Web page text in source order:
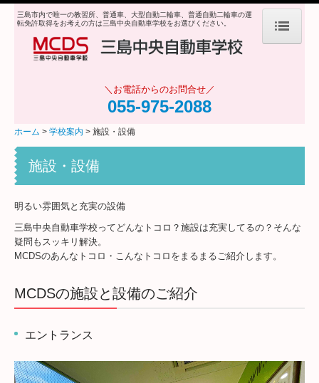
ホーム
アクセス・送迎
教習指導員・職員のご紹介
オンライン学科
入校規約・カスタマーハラスメント対策
料金案内
普通自動車免許
三島市内で唯一の教習所、普通車、大型自動二輪車、普通自動二輪車の運
転免許取得をお考えの方は三島中央自動車学校をお選びください。
＼お電話からのお問合せ／
055-975-2088
ホーム 学校案内 施設・設備
施設・設備
明るい雰囲気と充実の設備
三島中央自動車学校ってどんなトコロ？施設は充実してるの？そんな
疑問もスッキリ解決。
MCDSのあんなトコロ・こんなトコロをまるまるご紹介します。
MCDSの施設と設備のご紹介
エントランス